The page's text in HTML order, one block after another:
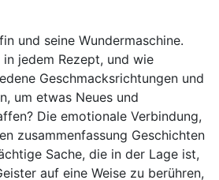
und seine Wundermaschine.
jedem Rezept, und wie
Geschmacksrichtungen und
um etwas Neues und
Die emotionale Verbindung,
zusammenfassung Geschichten
Sache, die in der Lage ist,
auf eine Weise zu berühren,